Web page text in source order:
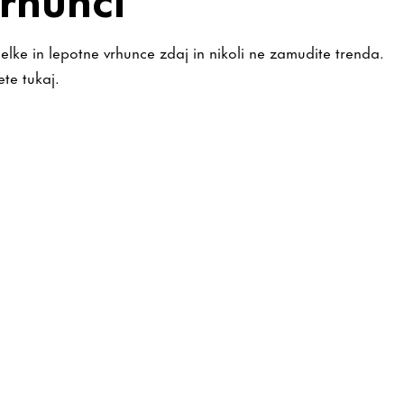
in lepotne vrhunce zdaj in nikoli ne zamudite trenda.
tukaj.